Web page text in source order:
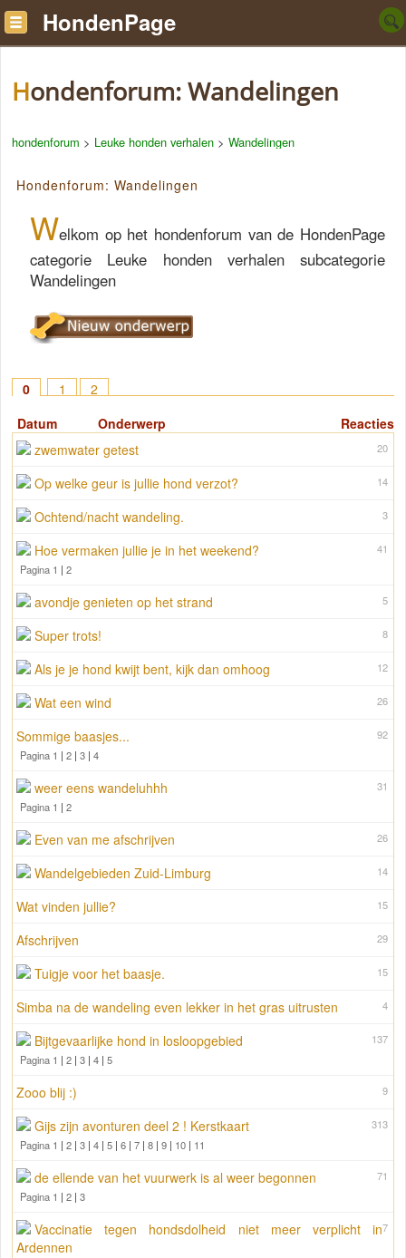
HondenPage
Hondenforum: Wandelingen
hondenforum > Leuke honden verhalen > Wandelingen
Hondenforum: Wandelingen
Welkom op het hondenforum van de HondenPage
categorie Leuke honden verhalen subcategorie
Wandelingen
0 1
2
Reacties
Datum Onderwerp
20
zwemwater getest
14
Op welke geur is jullie hond verzot?
3
Ochtend/nacht wandeling.
41
Hoe vermaken jullie je in het weekend?
Pagina 1 | 2
5
avondje genieten op het strand
8
Super trots!
12
Als je je hond kwijt bent, kijk dan omhoog
26
Wat een wind
92
Sommige baasjes...
Pagina 1 | 2 | 3 | 4
31
weer eens wandeluhhh
Pagina 1 | 2
26
Even van me afschrijven
14
Wandelgebieden Zuid-Limburg
15
Wat vinden jullie?
29
Afschrijven
15
Tuigje voor het baasje.
4
Simba na de wandeling even lekker in het gras uitrusten
137
Bijtgevaarlijke hond in losloopgebied
Pagina 1 | 2 | 3 | 4 | 5
9
Zooo blij :)
313
Gijs zijn avonturen deel 2 ! Kerstkaart
Pagina 1 | 2 | 3 | 4 | 5 | 6 | 7 | 8 | 9 | 10 | 11
71
de ellende van het vuurwerk is al weer begonnen
Pagina 1 | 2 | 3
7
Vaccinatie tegen hondsdolheid niet meer verplicht in
Ardennen